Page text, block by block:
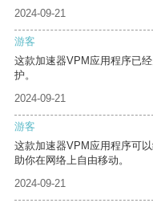
2024-09-21
游客
这款加速器VPM应用程序已
护。
2024-09-21
游客
这款加速器VPM应用程序可
助你在网络上自由移动。
2024-09-21